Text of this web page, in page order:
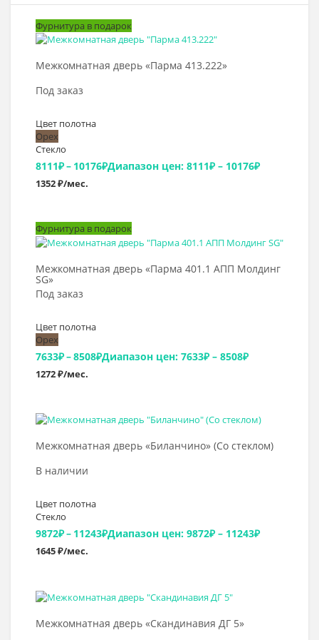
Фурнитура в подарок
Межкомнатная дверь «Парма 413.222»
Под заказ
Цвет полотна
Орех
Стекло
8111₽– 10176₽Диапазон цен: 8111₽ – 10176₽
1352 ₽/мес.
Выбрать >
Фурнитура в подарок
Межкомнатная дверь «Парма 401.1 АПП Молдинг
SG»
Под заказ
Цвет полотна
Орех
7633₽–8508₽Диапазон цен: 7633₽ – 8508₽
1272 ₽/мес.
Выбрать >
Межкомнатная дверь «Биланчино» (Со стеклом)
В наличии
Цвет полотна
Стекло
9872₽– 11243₽Диапазон цен: 9872₽ – 11243₽
1645 ₽/мес.
Выбрать >
Межкомнатная дверь «Скандинавия ДГ 5»
Выбрать >